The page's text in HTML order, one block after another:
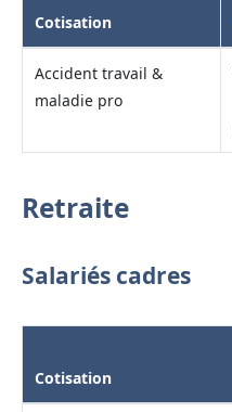
Cotisation
Accident travail &
maladie pro
Retraite
Salariés cadres
Cotisation